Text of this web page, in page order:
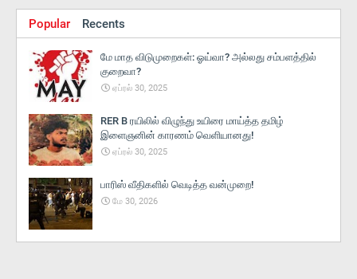
Popular Recents
மே மாத விடுமுறைகள்: ஓய்வா? அல்லது சம்பளத்தில்
குறைவா?
ஏப்ரல் 30, 2025
RER B ரயிலில் விழுந்து உயிரை மாய்த்த தமிழ்
இளைஞனின் காரணம் வெளியானது!
ஏப்ரல் 30, 2025
பாரிஸ் வீதிகளில் வெடித்த வன்முறை!
மே 30, 2026